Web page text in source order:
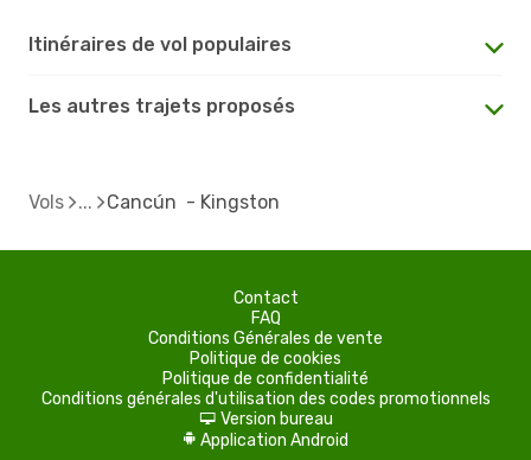
Itinéraires de vol populaires
Les autres trajets proposés
Vols Cancún - Kingston
Contact
FAQ
Conditions Générales de vente
Politique de cookies
Politique de confidentialité
Conditions générales d'utilisation des codes promotionnels
d Version bureau
A Application Android